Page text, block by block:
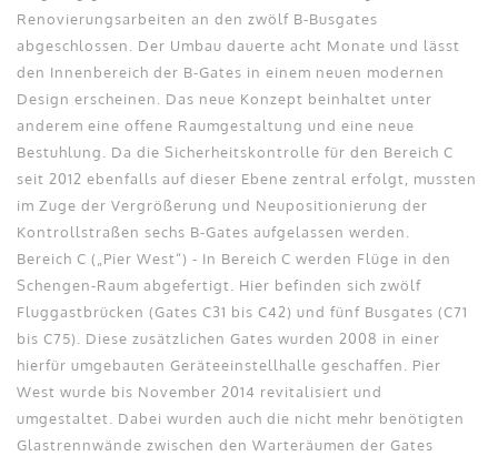
Renovierungsarbeiten an den zwölf B-Busgates
abgeschlossen. Der Umbau dauerte acht Monate und lässt
den Innenbereich der B-Gates in einem neuen modernen
Design erscheinen. Das neue Konzept beinhaltet unter
anderem eine offene Raumgestaltung und eine neue
Bestuhlung. Da die Sicherheitskontrolle für den Bereich C
seit 2012 ebenfalls auf dieser Ebene zentral erfolgt, mussten
im Zuge der Vergrößerung und Neupositionierung der
Kontrollstraßen sechs B-Gates aufgelassen werden.
Bereich C („Pier West“) - In Bereich C werden Flüge in den
Schengen-Raum abgefertigt. Hier befinden sich zwölf
Fluggastbrücken (Gates C31 bis C42) und fünf Busgates (C71
bis C75). Diese zusätzlichen Gates wurden 2008 in einer
hierfür umgebauten Geräteeinstellhalle geschaffen. Pier
West wurde bis November 2014 revitalisiert und
umgestaltet. Dabei wurden auch die nicht mehr benötigten
Glastrennwände zwischen den Warteräumen der Gates